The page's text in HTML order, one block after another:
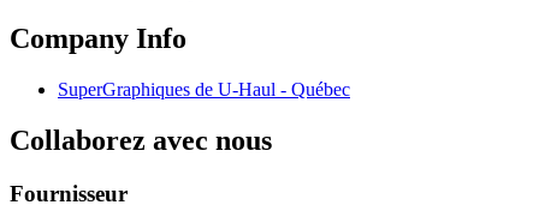
Company Info
SuperGraphiques de U-Haul - Québec
Collaborez avec nous
Fournisseur